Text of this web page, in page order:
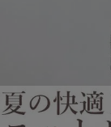
春柄物